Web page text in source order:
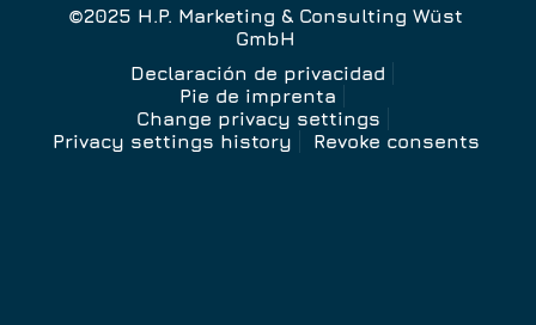
©2025 H.P. Marketing & Consulting Wüst
GmbH
Declaración de privacidad
Pie de imprenta
Change privacy settings
Privacy settings history
Revoke consents